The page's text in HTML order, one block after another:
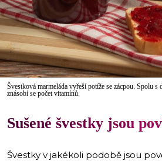
Švestková marmeláda vyřeší potíže se zácpou. Spolu s
znásobí se počet vitamínů.
Sušené švestky jsou
Švestky v jakékoli podobě jsou